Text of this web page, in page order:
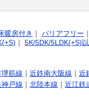
暖房付き ｜ バリアフリー ｜
｜ 5K/5DK/5LDK(+S)
筋線 ｜ 近鉄南大阪線 ｜ 近
神戸線 ｜ 北陸本線 ｜ 近江鉄